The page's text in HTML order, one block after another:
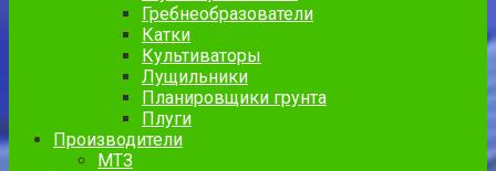
Гребнеобразователи
Катки
Культиваторы
Лущильники
Планировщики грунта
Плуги
Производители
МТЗ